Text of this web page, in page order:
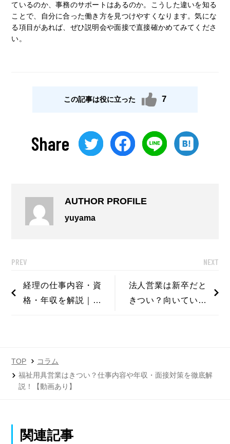
ているのか、事務のサポートはあるのか。こうした違いを知る
ことで、自分に合った働き方を見つけやすくなります。気にな
る項目があれば、ぜひ説明会や面接で直接確かめてみてくださ
い。
この記事は役に立った 7
Share
AUTHOR PROFILE
yuyama
PREV
経理の仕事内容・資
格・年収を解説｜新
NEXT
法人営業は新卒だと
きつい？向いている
TOP
コラム
福祉用具営業はきつい？仕事内容や年収・面接対策を徹底解
説！【動画あり】
関連記事